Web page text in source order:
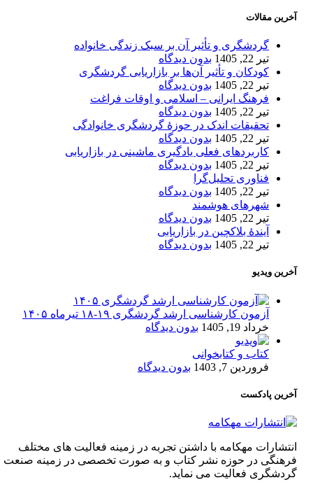
آخرین مقالات
گردشگری و تأثیر آن بر سبک زندگی خانواده
تیر 22, 1405
بدون دیدگاه
کودکان و تأثیر آن‌ها بر بازاریابی گردشگری
تیر 22, 1405
بدون دیدگاه
فرهنگ ایرانی – اسلامی و اوقات فراغت
تیر 22, 1405
بدون دیدگاه
تحقیقات اندک در حوزۀ گردشگری خانوادگی
تیر 22, 1405
بدون دیدگاه
کاربردهای فعلی یادگیری ماشینی در بازاریابی
تیر 22, 1405
بدون دیدگاه
فناوری تحلیل‌گرا
تیر 22, 1405
بدون دیدگاه
شهرهای هوشمند
تیر 22, 1405
بدون دیدگاه
آیندۀ بلاکچین در بازاریابی
تیر 22, 1405
بدون دیدگاه
آخرین ویدیو
آزمون کارشناسی ارشد گردشگری ۱۹-۱۸ تیرماه ۱۴۰۵
خرداد 19, 1405
بدون دیدگاه
کتاب و کتابخوانی
فروردین 7, 1403
بدون دیدگاه
آخرین پادکست
انتشارات مهکامه با داشتن تجربه در زمینه فعالیت های مختلف
فرهنگی در حوزه نشر کتاب و به صورت تخصصی در زمینه صنعت
گردشگری فعالیت می نماید.